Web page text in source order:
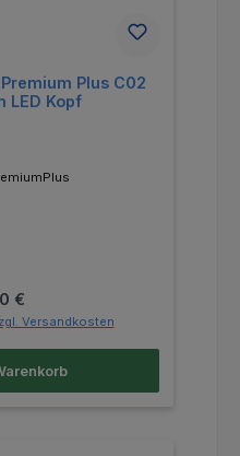
Plus C02
LED Kopf
Preis:
€
Versandkosten